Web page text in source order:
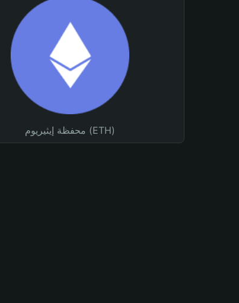
محفظة إيثيريوم (ETH)